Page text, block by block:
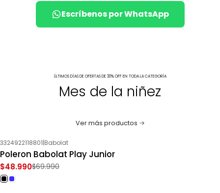
Escríbenos por WhatsApp
ÚLTIMOS DÍAS DE OFERTAS DE 30% OFF EN TODA LA CATEGORÍA
Mes de la niñez
Ver más productos
-30%OFF
3324922118801|Babolat
Poleron Babolat Play Junior
$48.990$69.990